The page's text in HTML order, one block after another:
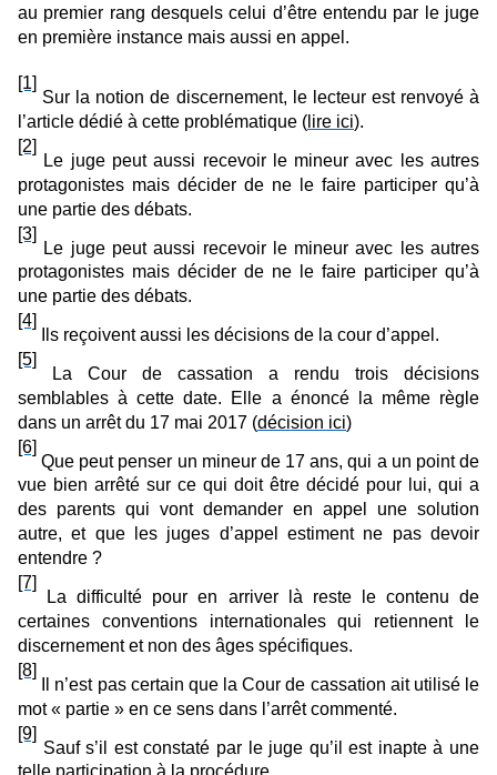
au premier rang desquels celui d’être entendu par le juge
en première instance mais aussi en appel.
[1]
Sur la notion de discernement, le lecteur est renvoyé à
l’article dédié à cette problématique ( lire ici).
[2]
Le juge peut aussi recevoir le mineur avec les autres
protagonistes mais décider de ne le faire participer qu’à
une partie des débats.
[3]
Le juge peut aussi recevoir le mineur avec les autres
protagonistes mais décider de ne le faire participer qu’à
une partie des débats.
[4]
Ils reçoivent aussi les décisions de la cour d’appel.
[5]
La Cour de cassation a rendu trois décisions
semblables à cette date. Elle a énoncé la même règle
dans un arrêt du 17 mai 2017 (décision ici)
[6]
Que peut penser un mineur de 17 ans, qui a un point de
vue bien arrêté sur ce qui doit être décidé pour lui, qui a
des parents qui vont demander en appel une solution
autre, et que les juges d’appel estiment ne pas devoir
entendre ?
[7]
La difficulté pour en arriver là reste le contenu de
certaines conventions internationales qui retiennent le
discernement et non des âges spécifiques.
[8]
Il n’est pas certain que la Cour de cassation ait utilisé le
mot « partie » en ce sens dans l’arrêt commenté.
[9]
Sauf s’il est constaté par le juge qu’il est inapte à une